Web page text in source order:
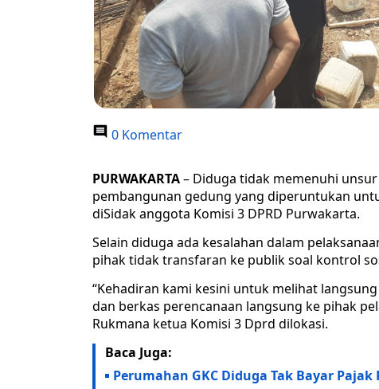
0 Komentar
PURWAKARTA– Diduga tidak memenuhi
pembangunan gedung yang diperuntukan
diSidak anggota Komisi 3 DPRD Purwakarta.
Selain diduga ada kesalahan dalam
pihak tidak transfaran ke publik soal kontrol
“Kehadiran kami kesini untuk melihat
dan berkas perencanaan langsung ke pihak
Rukmana ketua Komisi 3 Dprd dilokasi.
Baca Juga:
Perumahan GKC Diduga Tak Bayar